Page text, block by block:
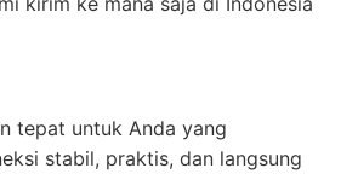
tepat untuk Anda yang
stabil, praktis, dan langsung